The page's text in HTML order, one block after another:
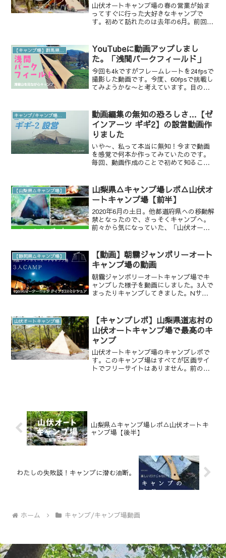
山伏オートキャンプ場の春の営業が始ま
ってすぐに行った大好きなキャンプで
す。初めて訪れたのは去年の6月。前回の
で、山伏オートキャンプ場が気になる方
は参考にどうぞ。山伏オー...
YouTubeに動画アップしまし
た。「浅間パークフィールド」
今回も4kですがフレームレートを24fpsで
撮影した動画です。今度、60fpsで挑戦し
てみようかな〜と考えています。目の前
氷点下のキャンプ そして、なが...
動画編集の無知の恐ろしさ…【ゼ
インアーツ ギギ2】の設営動画作
りました
いや〜、私って本当に無知！今まで動画
を感覚で何本か作ってみていたのです。
毎回、動画作成のことで初めて知ること
レート↑普通に生きてて考えることなか
ったもん。 写...
【山梨県△キャンプ場】
山梨県△キャンプ場レポ△山伏オ
ートキャンプ場【前半】
2020年6月の土日。他都道府県への移動解
禁となったので、さっそくキャンプへ。
前々から気になっていた、「山伏オート
にかあるかな道志川が、サイトの中を流
れる、川と森林の良...
【静岡県△キャンプ場】
【動画】朝霧ジャンボリーオート
キャンプ場の動画
朝霧ジャンボリーオートキャンプ場でキ
ャンプした様子を動画にしました。3人で
まったりキャンプしてきました。Nサイ
変です。串揚げを初めてやったことが思
い出。準備が大変だった...
山伏オートキャンプ場
【キャンプレポ】山梨県道志村の
山伏オートキャンプ場で最高のキ
ャンプ
山伏オートキャンプ場のキャンプレポで
す。このキャンプ場はすべてが区画サイ
トでフリーサイトはありません。前の記
山梨県△キャンプ場レポ△山伏オートキ
ャンプ場【後半】
わたしの失敗談！キャンプに潜む油断。
ホーム キャンプ/キャンプ場動画